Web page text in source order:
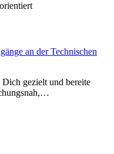
gezielt und bereite